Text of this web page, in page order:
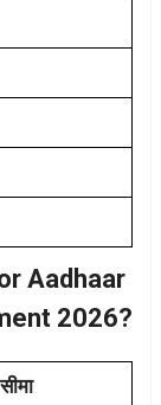
Aadhaar
2026?